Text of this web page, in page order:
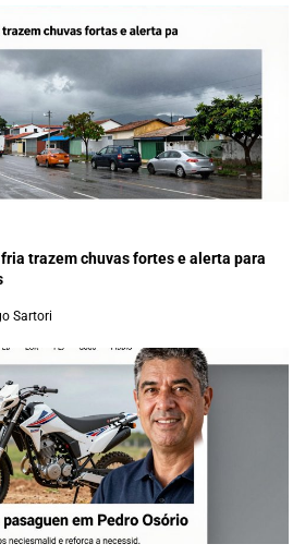
trazem chuvas fortes e alerta para
Sartori